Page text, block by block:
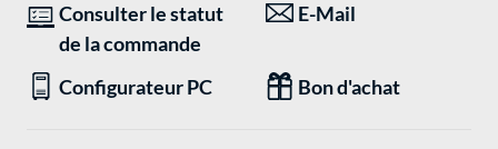
Consulter le statut
de la commande
E-Mail
Configurateur PC Bon d'achat